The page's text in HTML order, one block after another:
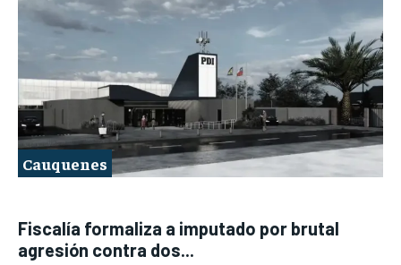
Cauquenes
Fiscalía formaliza a imputado por brutal
agresión contra dos...